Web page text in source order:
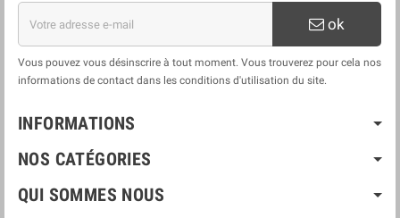
ok
Vous pouvez vous désinscrire à tout moment. Vous trouverez pour cela nos
informations de contact dans les conditions d'utilisation du site.
INFORMATIONS
NOS CATÉGORIES
QUI SOMMES NOUS